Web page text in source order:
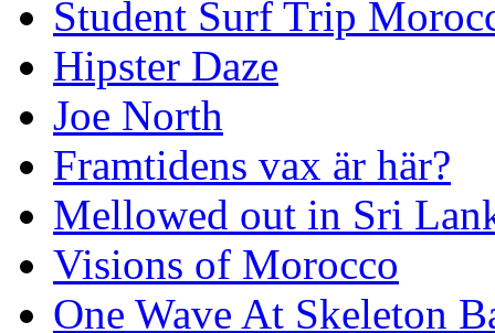
Student Surf Trip
Hipster Daze
Joe North
Framtidens vax är här?
Mellowed out in Sri
Visions of Morocco
One Wave At Skeleton